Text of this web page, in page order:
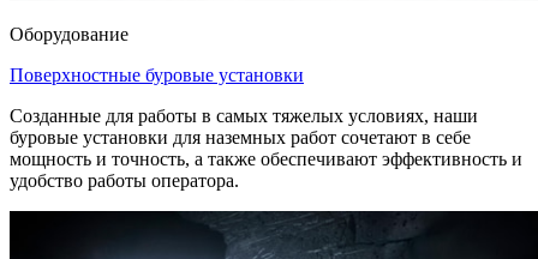
Оборудование
Поверхностные буровые установки
Созданные для работы в самых тяжелых условиях, наши
буровые установки для наземных работ сочетают в себе
мощность и точность, а также обеспечивают эффективность и
удобство работы оператора.